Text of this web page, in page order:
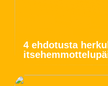
4 ehdotusta